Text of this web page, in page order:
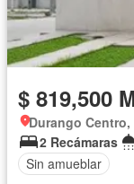
$ 819,500
Durango
2 Recámaras
Sin amueblar